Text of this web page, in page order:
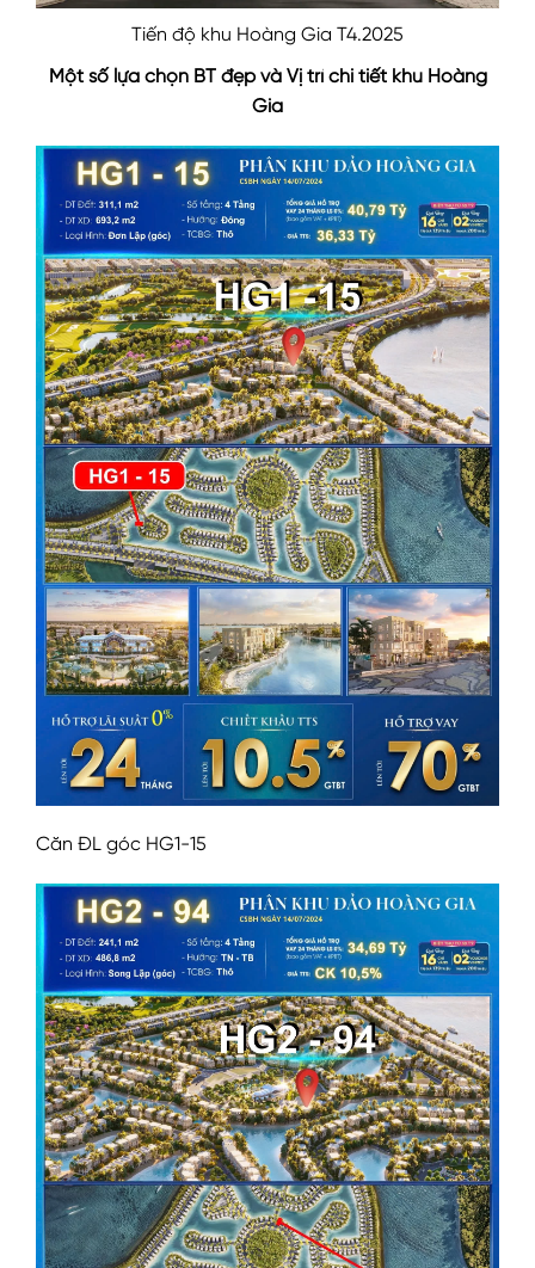
Tiến độ khu Hoàng Gia T4.2025
Một số lựa chọn BT đẹp và Vị trí chi tiết khu Hoàng
Gia
Căn ĐL góc HG1-15